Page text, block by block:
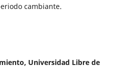
cambiante.
Universidad Libre de